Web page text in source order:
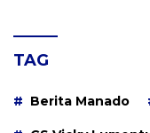
TAG
Berita Manado